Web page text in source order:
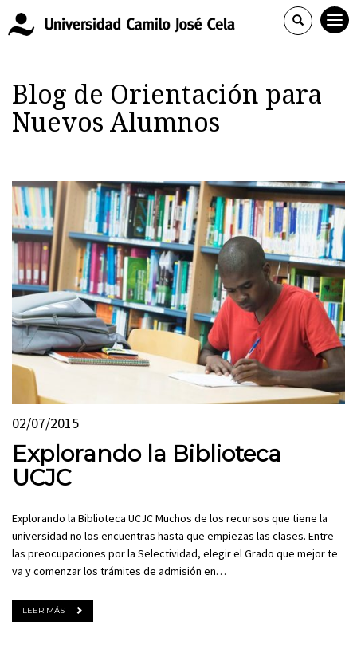
Blog de Orientación para
Nuevos Alumnos
02/07/2015
Explorando la Biblioteca
UCJC
Explorando la Biblioteca UCJC Muchos de los recursos que tiene la
universidad no los encuentras hasta que empiezas las clases. Entre
las preocupaciones por la Selectividad, elegir el Grado que mejor te
va y comenzar los trámites de admisión en…
LEER MÁS